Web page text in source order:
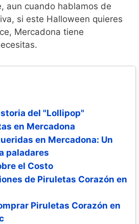
aun cuando hablamos de
si este Halloween quieres
Mercadona tiene
del "Lollipop"
en Mercadona
en Mercadona: Un
paladares
el Costo
de Piruletas Corazón en
Piruletas Corazón en